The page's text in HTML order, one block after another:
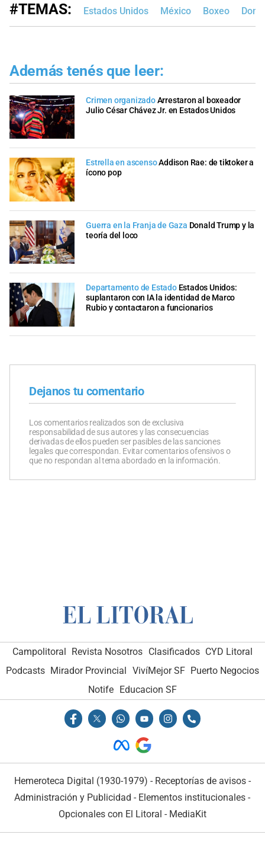
#TEMAS: Estados Unidos México Boxeo
Además tenés que leer:
Crimen organizadoArrestaron al boxeador
Julio César Chávez Jr. en Estados Unidos
Estrella en ascensoAddison Rae: de tiktoker a
ícono pop
Guerra en la Franja de Gaza Donald Trump y la
teoría del loco
Departamento de Estado Estados Unidos:
suplantaron con IA la identidad de Marco
Rubio y contactaron a funcionarios
Dejanos tu comentario
Los comentarios realizados son de exclusiva
responsabilidad de sus autores y las consecuencias
derivadas de ellos pueden ser pasibles de las sanciones
legales que correspondan. Evitar comentarios ofensivos o
que no respondan al tema abordado en la información.
Campolitoral Revista Nosotros Clasificados CYD Litoral
Podcasts Mirador Provincial VivíMejor SF Puerto Negocios
Notife
Educacion SF
Hemeroteca Digital (1930-1979) - Receptorías de avisos -
Administración y Publicidad - Elementos institucionales -
Opcionales con El Litoral - MediaKit